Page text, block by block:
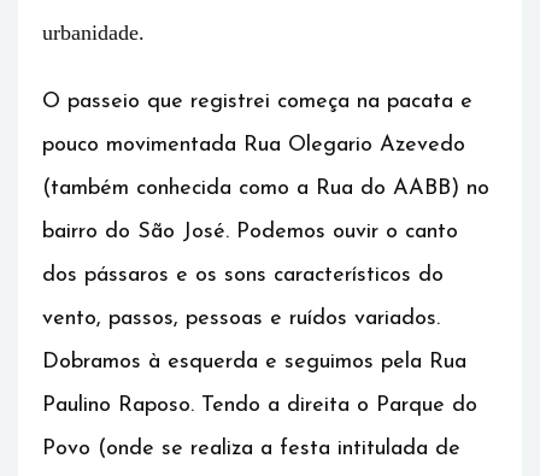
urbanidade.
O passeio que registrei começa na pacata e
pouco movimentada Rua Olegario Azevedo
(também conhecida como a Rua do AABB) no
bairro do São José. Podemos ouvir o canto
dos pássaros e os sons característicos do
vento, passos, pessoas e ruídos variados.
Dobramos à esquerda e seguimos pela Rua
Paulino Raposo. Tendo a direita o Parque do
Povo (onde se realiza a festa intitulada de